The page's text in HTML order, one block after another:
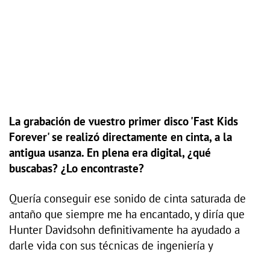
La grabación de vuestro primer disco 'Fast Kids
Forever' se realizó directamente en cinta, a la
antigua usanza. En plena era digital, ¿qué
buscabas? ¿Lo encontraste?
Quería conseguir ese sonido de cinta saturada de
antaño que siempre me ha encantado, y diría que
Hunter Davidsohn definitivamente ha ayudado a
darle vida con sus técnicas de ingeniería y